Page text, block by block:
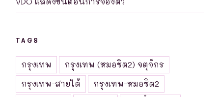
TAGS
กรุงเทพ
กรุงเทพ (หมอชิต2) จตุจักร
กรุงเทพ-สายใต้
กรุงเทพ-หมอชิต2